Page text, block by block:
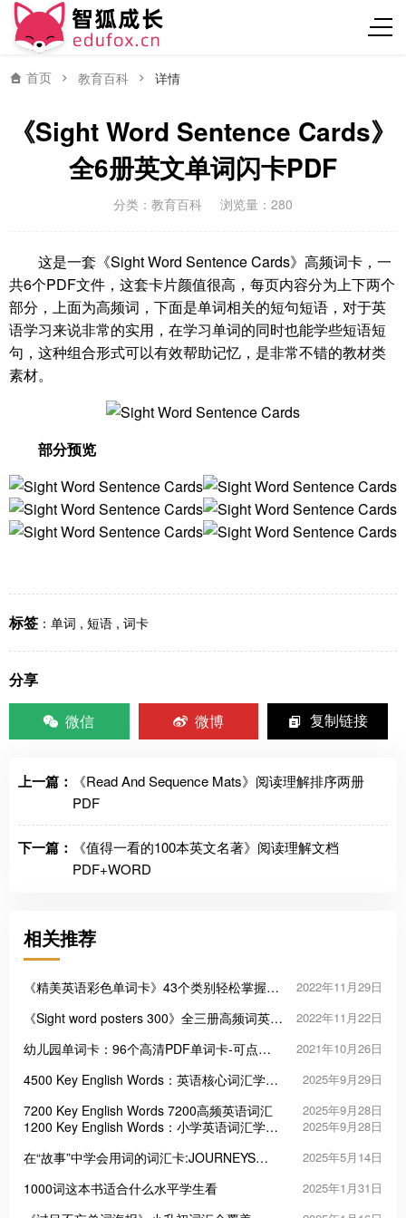
首页 教育百科 详情
《Sight Word Sentence Cards》
全6册英文单词闪卡PDF
分类： 教育百科 浏览量：280
这是一套《Sight Word Sentence Cards》高频词卡，一
共6个PDF文件，这套卡片颜值很高，每页内容分为上下两个
部分，上面为高频词，下面是单词相关的短句短语，对于英
语学习来说非常的实用，在学习单词的同时也能学些短语短
句，这种组合形式可以有效帮助记忆，是非常不错的教材类
素材。
部分预览
标签 ： 单词 , 短语 , 词卡
分享
微信
微博 复制链接
上一篇：
《Read And Sequence Mats》阅读理解排序两册
PDF
下一篇：
《值得一看的100本英文名著》阅读理解文档
PDF+WORD
相关推荐
《精美英语彩色单词卡》43个类别轻松掌握
2022年11月29日
《Sight word posters 300》全三册高频词英语
2022年11月22日
幼儿园单词卡：96个高清PDF单词卡-可点读
2021年10月26日
4500 Key English Words：英语核心词汇学习
2025年9月29日
7200 Key English Words 7200高频英语词汇 2025年9月28日
1200 Key English Words：小学英语词汇学习
2025年9月28日
在“故事”中学会用词的词汇卡:JOURNEYS
2025年5月14日
1000词这本书适合什么水平学生看 2025年1月31日